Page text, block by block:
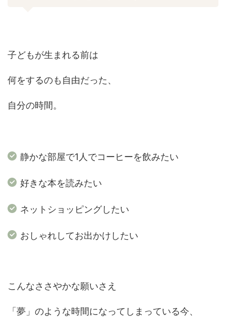
子どもが生まれる前は
何をするのも自由だった、
自分の時間。
静かな部屋で1人でコーヒーを飲みたい
好きな本を読みたい
ネットショッピングしたい
おしゃれしてお出かけしたい
こんなささやかな願いさえ
「夢」のような時間になってしまっている今、